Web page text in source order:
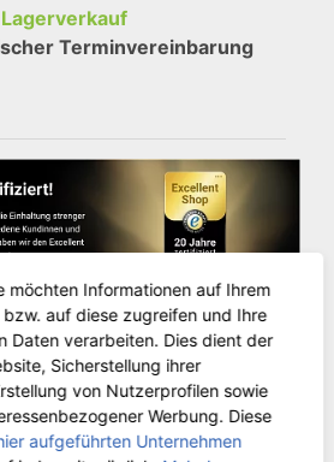
Lagerverkauf
Terminvereinbarung
möchten Informationen auf Ihrem
auf diese zugreifen und Ihre
Daten verarbeiten. Dies dient der
Sicherstellung ihrer
von Nutzerprofilen sowie
Werbung. Diese
aufgeführten Unternehmen